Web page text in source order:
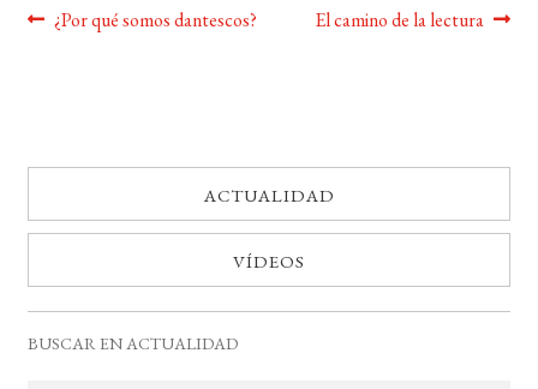
Navegación
Anterior:
¿Por qué somos dantescos? Siguiente:
El camino de la lectura
ACTUALIDAD
VÍDEOS
BUSCAR EN ACTUALIDAD